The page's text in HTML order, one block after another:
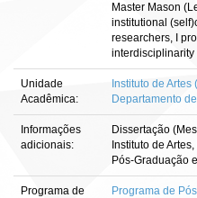
Master Mason
institutional
researchers, I
interdisciplinarity
Unidade
Acadêmica:
Instituto de Artes
Departamento
Informações
adicionais:
Dissertação
Instituto de
Pós-Graduação
Programa de
Programa de